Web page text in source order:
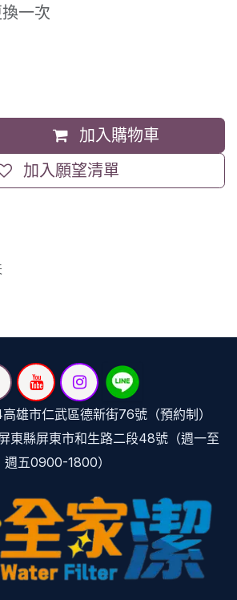
一次
加入購物車
加入願望清單
雄市仁武區德新街76號（預約制）
東縣屏東市和生路二段48號（週一至
週五0900-1800）